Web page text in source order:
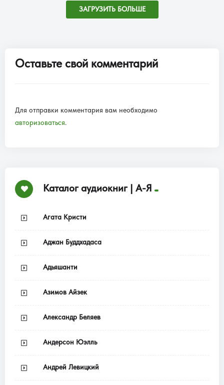
ЗАГРУЗИТЬ БОЛЬШЕ
Оставьте свой комментарий
Для отправки комментария вам необходимо
авторизоваться.
Каталог аудиокниг | А-Я
Агата Кристи
Аджан Буддхадаса
Адьяшанти
Азимов Айзек
Александр Беляев
Андерсон Юэлль
Андрей Левицкий